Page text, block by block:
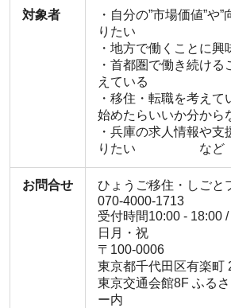
対象者
・自分の”市場価値”や
りたい
・地方で働くことに興
・首都圏で働き続け
えている
・移住・転職を考えて
始めたらいいか分から
・兵庫の求人情報や
りたい など
お問合せ
ひょうご移住・しごと
070-4000-1713
受付時間10:00 - 18:00
日月・祝
〒100-0006
東京都千代田区有楽町
東京交通会館8F ふる
ー内